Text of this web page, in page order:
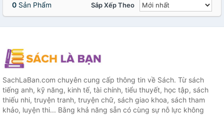
0 Sản Phẩm Sắp Xếp Theo
SachLaBan.com chuyên cung cấp thông tin về Sách. Từ sách
tiếng anh, kỹ năng, kinh tế, tài chính, tiểu thuyết, học tập, sách
thiếu nhi, truyện tranh, truyện chữ, sách giao khoa, sách tham
khảo, luyện thi... Bằng khả năng sẵn có cùng sự nỗ lực không